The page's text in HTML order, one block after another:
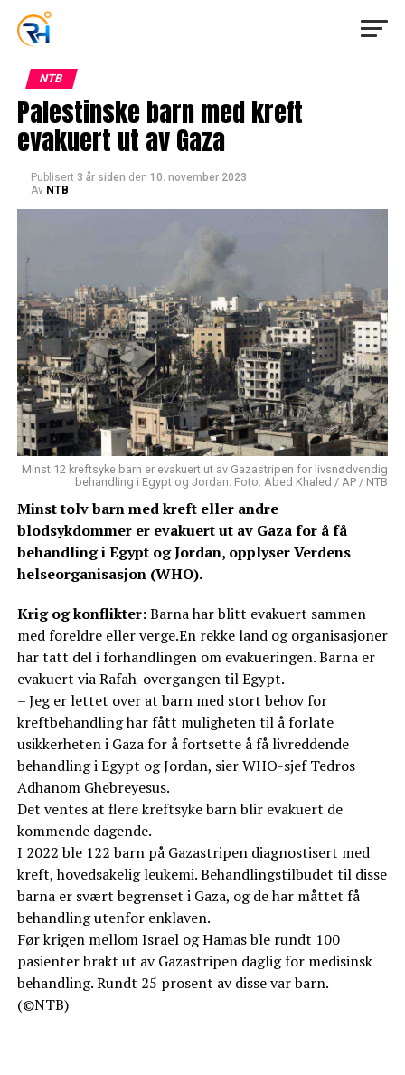
NTB
Palestinske barn med kreft
evakuert ut av Gaza
Publisert 3 år siden den 10. november 2023
Av NTB
Minst 12 kreftsyke barn er evakuert ut av Gazastripen for livsnødvendig
behandling i Egypt og Jordan. Foto: Abed Khaled / AP / NTB
Minst tolv barn med kreft eller andre
blodsykdommer er evakuert ut av Gaza for å få
behandling i Egypt og Jordan, opplyser Verdens
helseorganisasjon (WHO).
Krig og konflikter: Barna har blitt evakuert sammen
med foreldre eller verge.En rekke land og organisasjoner
har tatt del i forhandlingen om evakueringen. Barna er
evakuert via Rafah-overgangen til Egypt.
– Jeg er lettet over at barn med stort behov for
kreftbehandling har fått muligheten til å forlate
usikkerheten i Gaza for å fortsette å få livreddende
behandling i Egypt og Jordan, sier WHO-sjef Tedros
Adhanom Ghebreyesus.
Det ventes at flere kreftsyke barn blir evakuert de
kommende dagende.
I 2022 ble 122 barn på Gazastripen diagnostisert med
kreft, hovedsakelig leukemi. Behandlingstilbudet til disse
barna er svært begrenset i Gaza, og de har måttet få
behandling utenfor enklaven.
Før krigen mellom Israel og Hamas ble rundt 100
pasienter brakt ut av Gazastripen daglig for medisinsk
behandling. Rundt 25 prosent av disse var barn.
(©NTB)